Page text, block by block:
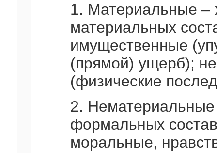
1. Материальные –
материальных
имущественные
(прямой) ущерб);
(физические
2.
формальных
моральные,